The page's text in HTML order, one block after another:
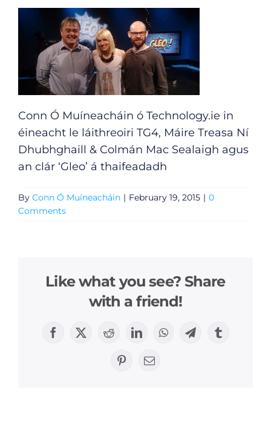
Conn Ó Muíneacháin ó Technology.ie in
éineacht le láithreoiri TG4, Máire Treasa Ní
Dhubhghaill & Colmán Mac Sealaigh agus
an clár ‘Gleo’ á thaifeadadh
By Conn Ó Muíneacháin | February 19, 2015 | 0
Comments
Like what you see? Share
with a friend!
Facebook
X RedditLinkedInWhatsAppTelegramTumblr
PinterestEmail
General
Podcasts